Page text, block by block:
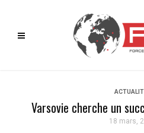
Varsovie cherche un
18 mars,